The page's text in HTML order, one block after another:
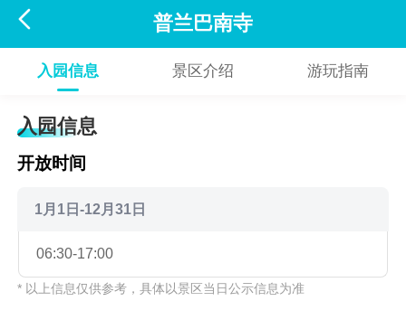
 普兰巴南寺
入园信息 景区介绍 游玩指南
入园信息
开放时间
1月1日-12月31日
06:30-17:00
* 以上信息仅供参考，具体以景区当日公示信息为准